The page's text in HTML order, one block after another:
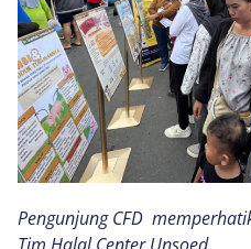
Pengunjung CFD